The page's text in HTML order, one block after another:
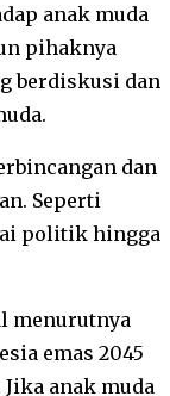
anak muda
pihaknya
berdiskusi dan
dan
Seperti
politik hingga
menurutnya
emas 2045
anak muda